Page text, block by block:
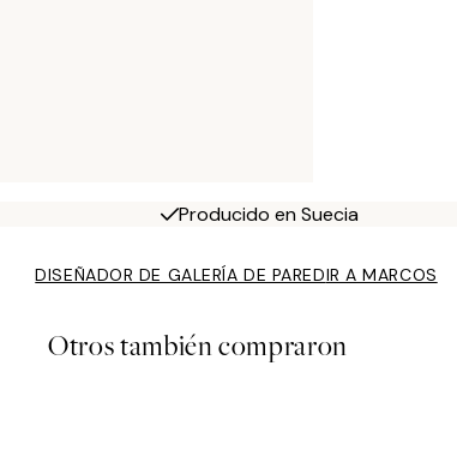
Producido en Suecia
DISEÑADOR DE GALERÍA DE PAREDIR A MARCOS
Otros también compraron